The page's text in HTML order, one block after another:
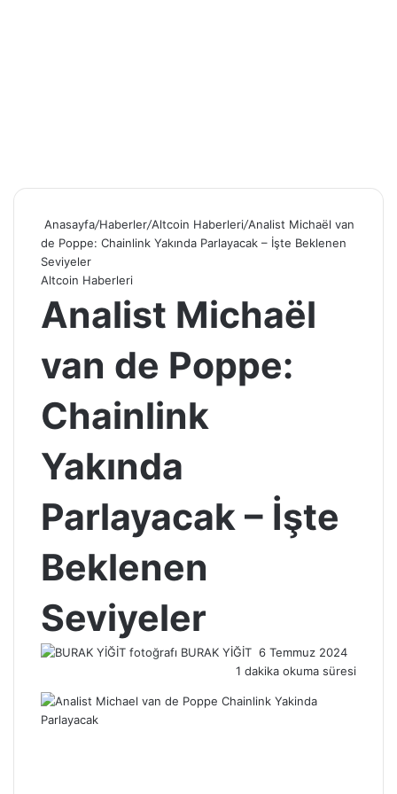
Anasayfa/Haberler/Altcoin Haberleri/Analist Michaël van
de Poppe: Chainlink Yakında Parlayacak – İşte Beklenen
Seviyeler
Altcoin Haberleri
Analist Michaël
van de Poppe:
Chainlink
Yakında
Parlayacak – İşte
Beklenen
Seviyeler
BURAK YİĞİT Bir
e-
göndermek
6 Temmuz 2024
1 dakika okuma süresi